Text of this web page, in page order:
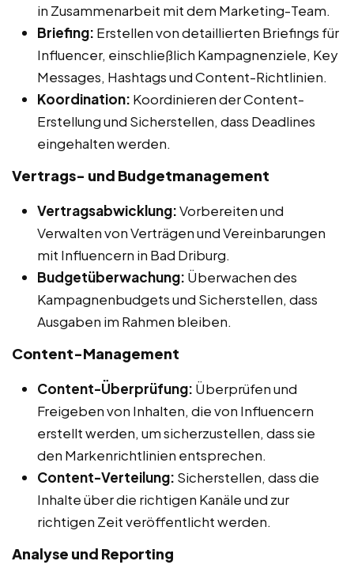
in Zusammenarbeit mit dem Marketing-Team.
Briefing: Erstellen von detaillierten Briefings für
Influencer, einschließlich Kampagnenziele, Key
Messages, Hashtags und Content-Richtlinien.
Koordination: Koordinieren der Content-
Erstellung und Sicherstellen, dass Deadlines
eingehalten werden.
Vertrags- und Budgetmanagement
Vertragsabwicklung:Vorbereiten und
Verwalten von Verträgen und Vereinbarungen
mit Influencern in Bad Driburg.
Budgetüberwachung: Überwachen des
Kampagnenbudgets und Sicherstellen, dass
Ausgaben im Rahmen bleiben.
Content-Management
Content-Überprüfung: Überprüfen und
Freigeben von Inhalten, die von Influencern
erstellt werden, um sicherzustellen, dass sie
den Markenrichtlinien entsprechen.
Content-Verteilung: Sicherstellen, dass die
Inhalte über die richtigen Kanäle und zur
richtigen Zeit veröffentlicht werden.
Analyse und Reporting